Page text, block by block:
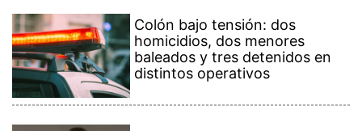
Colón bajo tensión: dos
homicidios, dos menores
baleados y tres detenidos en
distintos operativos